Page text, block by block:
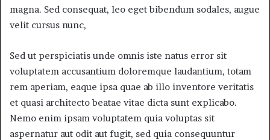
magna. Sed consequat, leo eget bibendum sodales, augue
velit cursus nunc,
Sed ut perspiciatis unde omnis iste natus error sit
voluptatem accusantium doloremque laudantium, totam
rem aperiam, eaque ipsa quae ab illo inventore veritatis
et quasi architecto beatae vitae dicta sunt explicabo.
Nemo enim ipsam voluptatem quia voluptas sit
aspernatur aut odit aut fugit, sed quia consequuntur